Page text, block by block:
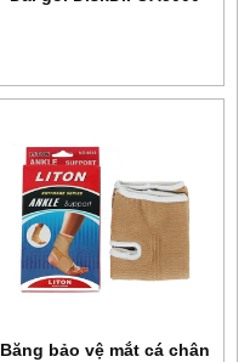
Băng bảo vệ mắt cá chân